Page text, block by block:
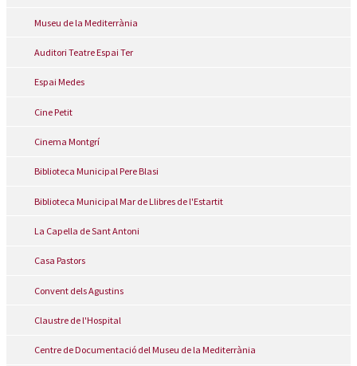
Museu de la Mediterrània
Auditori Teatre Espai Ter
Espai Medes
Cine Petit
Cinema Montgrí
Biblioteca Municipal Pere Blasi
Biblioteca Municipal Mar de Llibres de l'Estartit
La Capella de Sant Antoni
Casa Pastors
Convent dels Agustins
Claustre de l'Hospital
Centre de Documentació del Museu de la Mediterrània